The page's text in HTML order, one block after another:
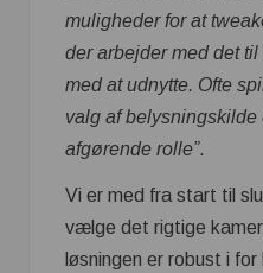
muligheder for at
der arbejder med det
med at udnytte. Ofte
valg af
afgørende rolle”.
Vi er med fra start til
vælge det rigtige
løsningen er robust i